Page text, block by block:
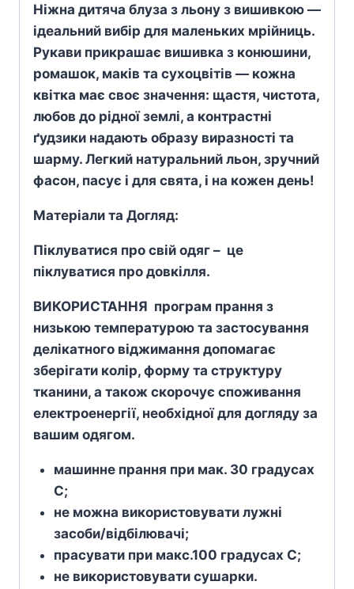
Ніжна дитяча блуза з льону з вишивкою —
ідеальний вибір для маленьких мрійниць.
Рукави прикрашає вишивка з конюшини,
ромашок, маків та сухоцвітів — кожна
квітка має своє значення: щастя, чистота,
любов до рідної землі, а контрастні
ґудзики надають образу виразності та
шарму. Легкий натуральний льон, зручний
фасон, пасує і для свята, і на кожен день!
Матеріали та Догляд:
Піклуватися про свій одяг – це
піклуватися про довкілля.
ВИКОРИСТАННЯ програм прання з
низькою температурою та застосування
делікатного віджимання допомагає
зберігати колір, форму та структуру
тканини, а також скорочує споживання
електроенергії, необхідної для догляду за
вашим одягом.
машинне прання при мак. 30 градусах
С;
не можна використовувати лужні
засоби/відбілювачі;
прасувати при макс.100 градусах С;
не використовувати сушарки.